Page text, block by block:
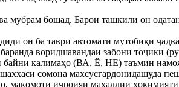
мубрам бошад. Барои ташкили он
он ба таври автоматӣ мутобиқи
воридшавандаи забони тоҷикӣ
калимаҳо (ВА, Ё, НЕ) таъмин
сомона махсусгардонидашуда
мақомоти иҷроияи маҳаллии